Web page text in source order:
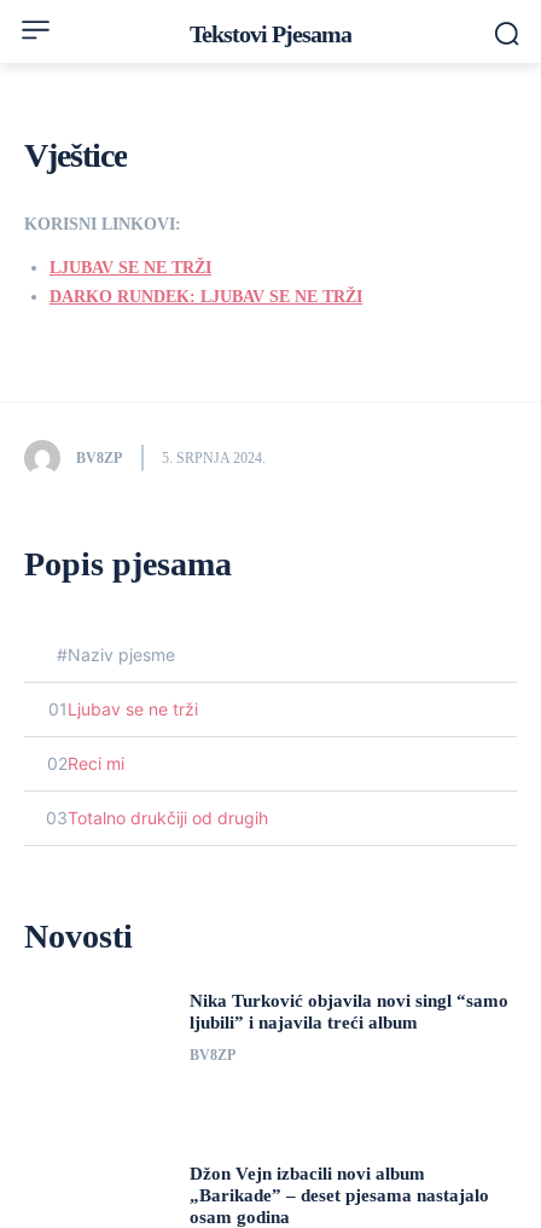
Tekstovi Pjesama
Vještice
KORISNI LINKOVI:
LJUBAV SE NE TRŽI
DARKO RUNDEK: LJUBAV SE NE TRŽI
BV8ZP 5. SRPNJA 2024.
Popis pjesama
#Naziv pjesme
01Ljubav se ne trži
02Reci mi
03Totalno drukčiji od drugih
Novosti
Nika Turković objavila novi singl “samo
ljubili” i najavila treći album
BV8ZP
Džon Vejn izbacili novi album
„Barikade” – deset pjesama nastajalo
osam godina